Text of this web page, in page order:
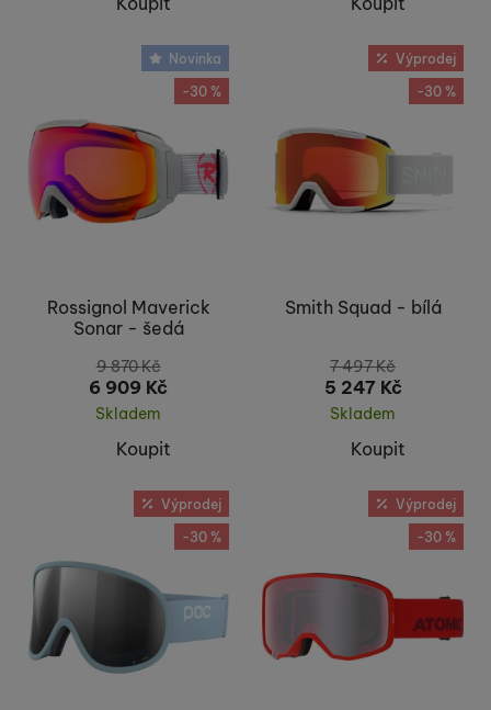
Novinka
-30 %
Rossignol Maverick
Sonar - šedá
9 870Kč
6 909 Kč
Skladem
Koupit
Výprodej
-30 %
Smith Squad - bílá
7 497Kč
5 247 Kč
Skladem
Koupit
Výprodej
-30 %
Výprodej
-30 %